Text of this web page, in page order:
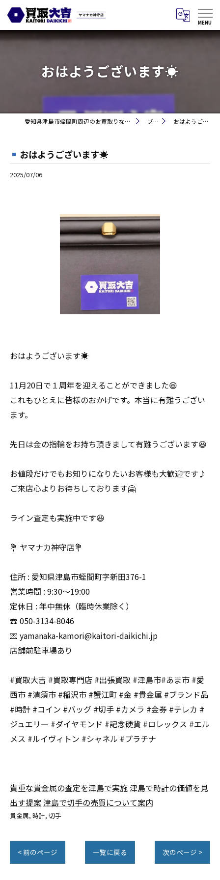
おはようございます☀
愛知県津島市蛭間町周辺のお買取りなら買取大吉 ヤマナカ神守店 ブログ おはようございます☀
おはようございます☀
2025/07/06
おはようございます☀
11月20日で１周年を迎えることができました😆
これもひとえに皆様のおかげです。本当に有難うござい
ます。
先日は金の指輪をお持ち頂きまして有難うございます😆
お値段だけでもお知りになりたいお客様も大歓迎です♪
ご来店心よりお待ちしております🤗
ライン査定も実施中です😆
💐 ヤマナカ神守店💐
住所 : 愛知県津島市蛭間町字新田376-1
営業時間 : 9:30〜19:00
定休日 : 年中無休（臨時休業除く）
☎️ 050-3134-8046
💌 yamanaka-kamori@kaitori-daikichi.jp
店舗前駐車場あり
#買取大吉 #買取専門店 #出張買取 #津島市#あま市 #愛
西市 #清須市 #稲沢市 #蟹江町 #金 #貴金属 #ブランド品
#時計 #コイン #バッグ #切手 #カメラ #金券 #テレカ #
ジュエリー #ダイヤモンド #記念硬貨 #ロレックス #エル
メス #ルイヴィトン #シャネル #プラチナ
貴重な貴金属の査定を津島で実施 津島で時計の価値を見
出す提案 津島で切手の売買について案内
貴金属 時計 切手
< 前のページ 一覧に戻る 次のページ >